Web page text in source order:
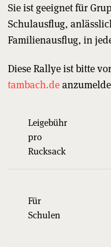
Sie ist geeignet für
Schulausflug,
Familienausflug, in
Diese Rallye ist bitte
tambach.de
Leigebühr
pro
Rucksack
Für
Schulen